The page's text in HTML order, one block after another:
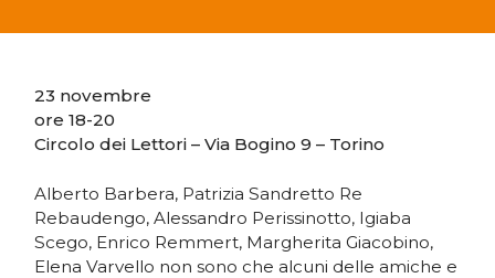
23 novembre
ore 18-20
Circolo dei Lettori – Via Bogino 9 – Torino
Alberto Barbera, Patrizia Sandretto Re
Rebaudengo, Alessandro Perissinotto, Igiaba
Scego, Enrico Remmert, Margherita Giacobino,
Elena Varvello non sono che alcuni delle amiche e